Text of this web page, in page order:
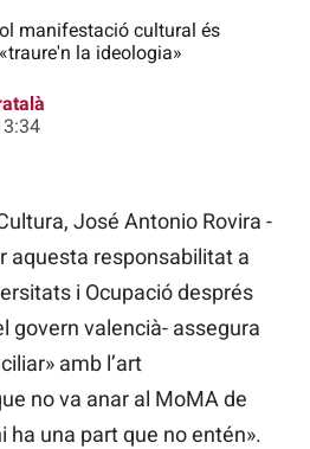
manifestació cultural és
la ideologia»
José Antonio Rovira -
aquesta responsabilitat a
i Ocupació després
govern valencià- assegura
amb l’art
no va anar al MoMA de
ha una part que no entén».